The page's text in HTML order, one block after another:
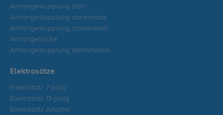
Anhängerkupplung starr
Anhängerkupplung abnehmbar
Anhängerkupplung schwenkbar
Anhängeböcke
Anhängerkupplung Wohnmobile
Elektrosätze
Elektrosatz 7-polig
Elektrosatz 13-polig
Elektrosatz Adapter